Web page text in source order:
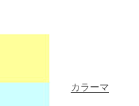
カラーマ